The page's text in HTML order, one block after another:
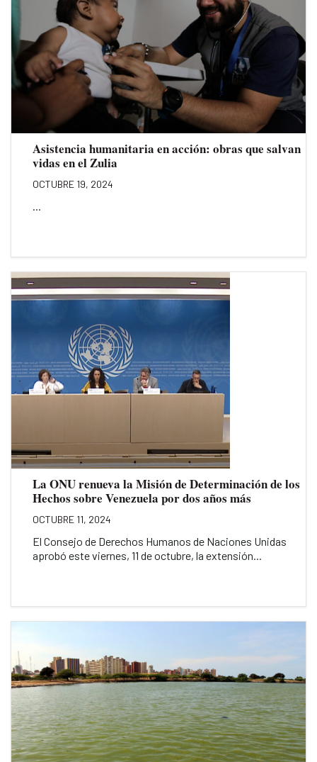
Asistencia humanitaria en acción: obras que salvan
vidas en el Zulia
OCTUBRE 19, 2024
...
La ONU renueva la Misión de Determinación de los
Hechos sobre Venezuela por dos años más
OCTUBRE 11, 2024
El Consejo de Derechos Humanos de Naciones Unidas
aprobó este viernes, 11 de octubre, la extensión...